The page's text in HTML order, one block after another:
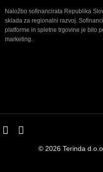
Naložbo sofinancirata Republika
sklada za regionalni razvoj.
platforme in spletne trgovine je bilo
marketing.
© 2026 Terinda